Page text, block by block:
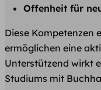
Offenheit für
Diese Kompetenzen
ermöglichen eine
Unterstützend wirkt
Studiums mit